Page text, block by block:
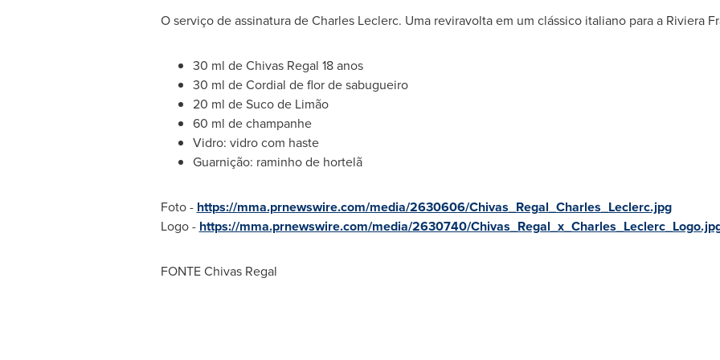
O serviço de assinatura deCharles Leclerc. Uma reviravolta em um clássico italiano para a Riviera
30 ml deChivas Regal 18 anos
30 ml de Cordial de flor de sabugueiro
20 ml de Suco de Limão
60 ml de champanhe
Vidro: vidro com haste
Guarnição: raminho de hortelã
Foto - https://mma.prnewswire.com/media/2630606/Chivas_Regal_Charles_Leclerc.jpg
Logo - https://mma.prnewswire.com/media/2630740/
FONTE Chivas Regal